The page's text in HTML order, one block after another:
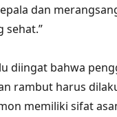
dan
sehat.”
diingat bahwa
rambut harus
memiliki sifat